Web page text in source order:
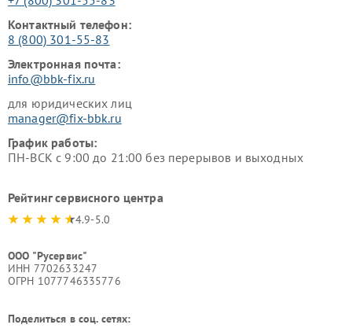
Контактный телефон:
8 (800) 301-55-83
Электронная почта:
info@bbk-fix.ru
для юридических лиц
manager@fix-bbk.ru
График работы:
ПН-ВСК с 9:00 до 21:00 без перерывов и выходных
Рейтинг сервисного центра
4.9-5.0
ООО "Русервис"
ИНН 7702633247
ОГРН 1077746335776
Поделиться в соц. сетях: